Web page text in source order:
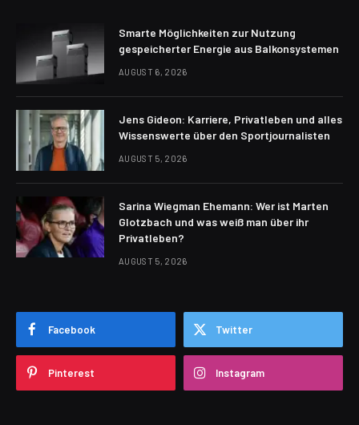
Smarte Möglichkeiten zur Nutzung
gespeicherter Energie aus Balkonsystemen
AUGUST 6, 2026
Jens Gideon: Karriere, Privatleben und alles
Wissenswerte über den Sportjournalisten
AUGUST 5, 2026
Sarina Wiegman Ehemann: Wer ist Marten
Glotzbach und was weiß man über ihr
Privatleben?
AUGUST 5, 2026
Facebook Twitter
Pinterest Instagram